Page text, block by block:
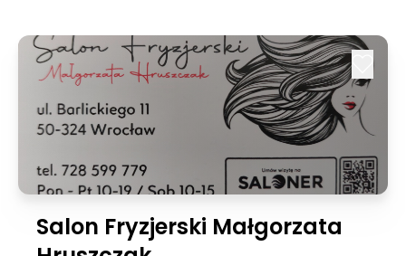
Salon Fryzjerski Małgorzata